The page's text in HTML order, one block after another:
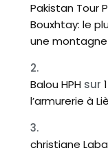
Pakistan Tour
Bouxhtay: le
une
Balou HPH sur
l’armurerie à
christiane